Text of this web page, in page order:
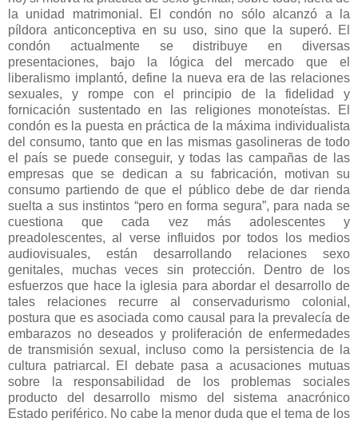
la unidad matrimonial. El condón no sólo alcanzó a la
píldora anticonceptiva en su uso, sino que la superó. El
condón actualmente se distribuye en diversas
presentaciones, bajo la lógica del mercado que el
liberalismo implantó, define la nueva era de las relaciones
sexuales, y rompe con el principio de la fidelidad y
fornicación sustentado en las religiones monoteístas. El
condón es la puesta en práctica de la máxima individualista
del consumo, tanto que en las mismas gasolineras de todo
el país se puede conseguir, y todas las campañas de las
empresas que se dedican a su fabricación, motivan su
consumo partiendo de que el público debe de dar rienda
suelta a sus instintos “pero en forma segura”, para nada se
cuestiona que cada vez más adolescentes y
preadolescentes, al verse influidos por todos los medios
audiovisuales, están desarrollando relaciones sexo
genitales, muchas veces sin protección. Dentro de los
esfuerzos que hace la iglesia para abordar el desarrollo de
tales relaciones recurre al conservadurismo colonial,
postura que es asociada como causal para la prevalecía de
embarazos no deseados y proliferación de enfermedades
de transmisión sexual, incluso como la persistencia de la
cultura patriarcal. El debate pasa a acusaciones mutuas
sobre la responsabilidad de los problemas sociales
producto del desarrollo mismo del sistema anacrónico
Estado periférico. No cabe la menor duda que el tema de los